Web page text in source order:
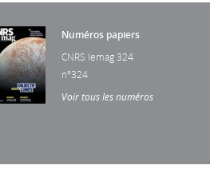
Numéros papiers
CNRS lemag 324
n°324
Voir tous les numéros